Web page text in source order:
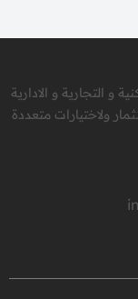
و التجارية و الادارية
ولاختيارات متعددة